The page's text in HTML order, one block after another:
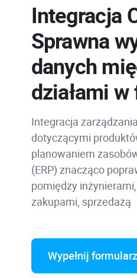
Integracja
Sprawna
danych
działami
Integracja
dotyczącymi
planowaniem
(ERP) znacząco
pomiędzy
zakupami, sprzedażą
Wypełnij